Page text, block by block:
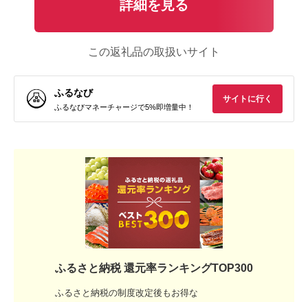
詳細を見る
この返礼品の取扱いサイト
ふるなび
ふるなびマネーチャージで5%即増量中！
サイトに行く
ふるさと納税 還元率ランキングTOP300
ふるさと納税の制度改定後もお得な